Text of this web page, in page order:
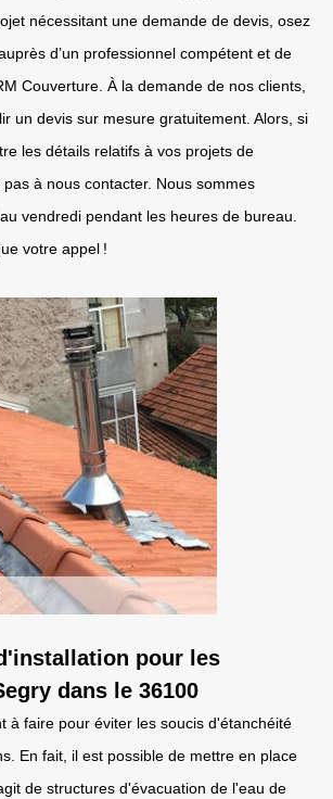
nécessitant une demande de devis, osez
d’un professionnel compétent et de
Couverture. À la demande de nos clients,
un devis sur mesure gratuitement. Alors, si
les détails relatifs à vos projets de
pas à nous contacter. Nous sommes
vendredi pendant les heures de bureau.
votre appel !
pour les
dans le 36100
à faire pour éviter les soucis d'étanchéité
En fait, il est possible de mettre en place
de structures d'évacuation de l'eau de